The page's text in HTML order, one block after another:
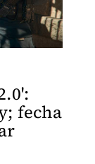
fecha